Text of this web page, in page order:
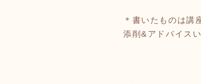
＊書いたものは講
添削&アドバイス